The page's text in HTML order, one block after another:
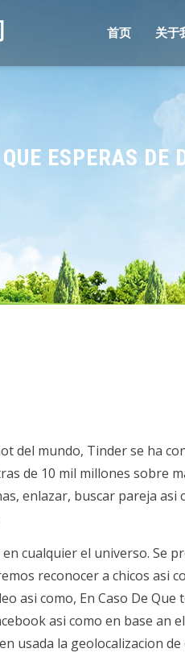
首页 关于
ESPERAS DE
del mundo, Tinder se ha
de 10 mil millones sobre
enlazar, buscar pareja asi­
cualquier el universo. Se
reconocer a chicos asi­
asi­ como, En Caso De Que
asi­ como en base an
usada la geolocalizacion